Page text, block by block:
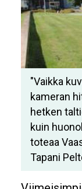
"Vaikka
kameran
hetken
kuin
toteaa
Tapani